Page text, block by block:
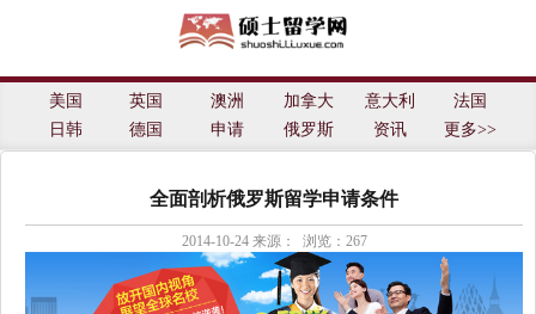
士留学网
美国 英国 澳洲 加拿大 意大利
法国
日韩
德国 申请 俄罗斯 资讯 更多>>
全面剖析俄罗斯留学申请条件
2014-10-24来源： 浏览： 267